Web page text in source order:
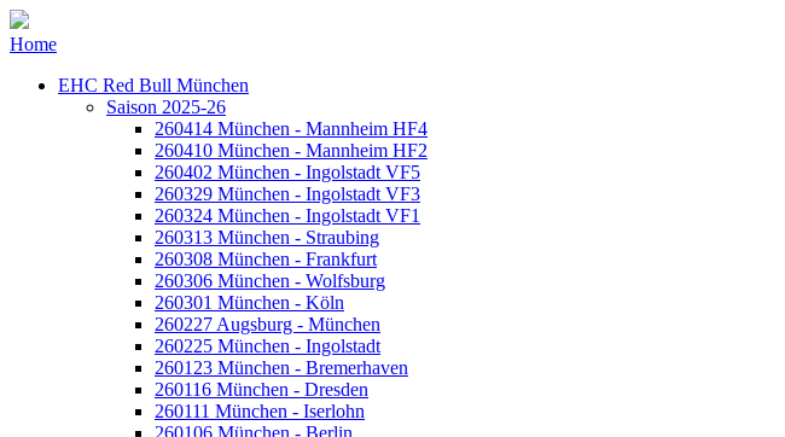
Home
EHC Red Bull München
Saison 2025-26
260414 München - Mannheim HF4
260410 München - Mannheim HF2
260402 München - Ingolstadt VF5
260329 München - Ingolstadt VF3
260324 München - Ingolstadt VF1
260313 München - Straubing
260308 München - Frankfurt
260306 München - Wolfsburg
260301 München - Köln
260227 Augsburg - München
260225 München - Ingolstadt
260123 München - Bremerhaven
260116 München - Dresden
260111 München - Iserlohn
260106 München - Berlin